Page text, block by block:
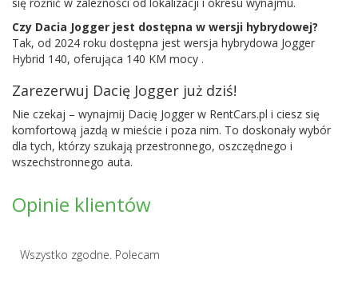
Czy Dacia Jogger jest dostępna w wersji hybrydowej?
Tak, od 2024 roku dostępna jest wersja hybrydowa Jogger
Hybrid 140, oferująca 140 KM mocy .
Zarezerwuj Dacię Jogger już dziś!
Nie czekaj – wynajmij Dacię Jogger w RentCars.pl i ciesz się
komfortową jazdą w mieście i poza nim. To doskonały wybór
dla tych, którzy szukają przestronnego, oszczędnego i
wszechstronnego auta.
Opinie klientów
Wszystko zgodne. Polecam